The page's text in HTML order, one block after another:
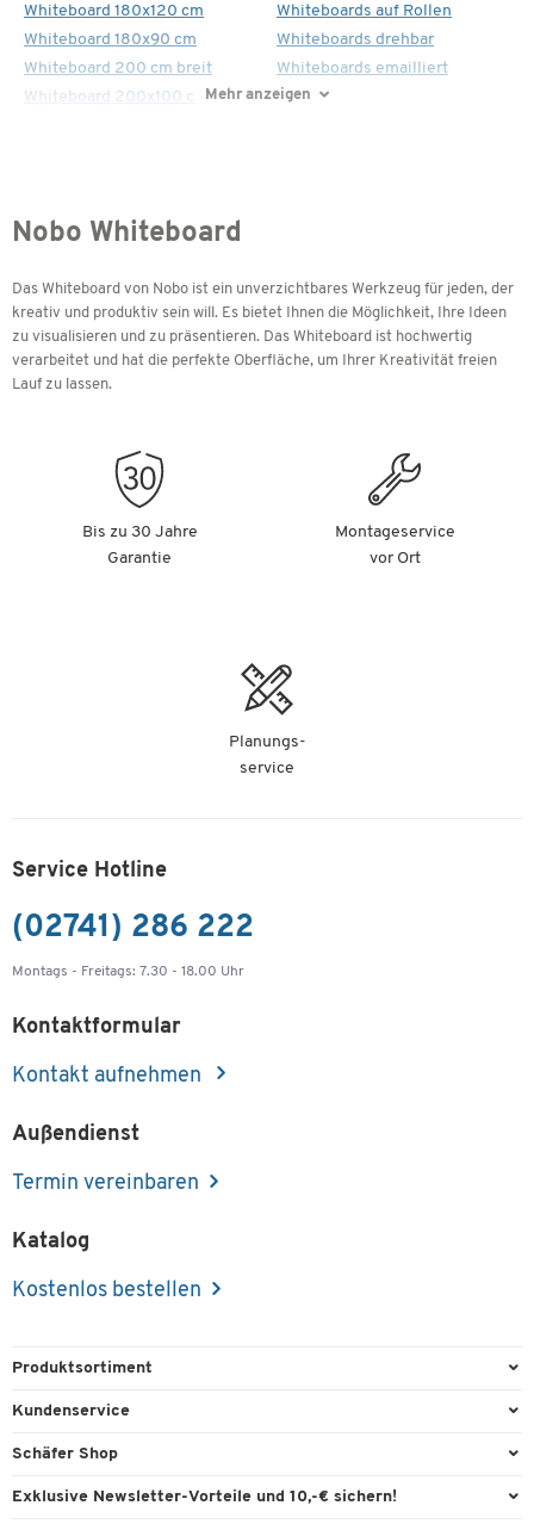
Whiteboard 180x120 cm
Whiteboard 180x90 cm
Whiteboard 200 cm breit
Whiteboard 200x100 cm
Whiteboards auf Rollen
Whiteboards drehbar
Whiteboards emailliert
Mehr anzeigen
Nobo Whiteboard
Das Whiteboard von Nobo ist ein unverzichtbares Werkzeug für jeden, der
kreativ und produktiv sein will. Es bietet Ihnen die Möglichkeit, Ihre Ideen
zu visualisieren und zu präsentieren. Das Whiteboard ist hochwertig
verarbeitet und hat die perfekte Oberfläche, um Ihrer Kreativität freien
Lauf zu lassen.
Bis zu 30 Jahre
Garantie
Montageservice
vor Ort
Planungs-
service
Service Hotline
(02741) 286 222
Montags - Freitags: 7.30 - 18.00 Uhr
Kontaktformular
Kontakt aufnehmen
Außendienst
Termin vereinbaren
Katalog
Kostenlos bestellen
Produktsortiment
Büroausstattung
Kundenservice
Direktbestellung
Schäfer Shop
Services & Leistungen
Exklusive Newsletter-Vorteile und 10,-€ sichern!